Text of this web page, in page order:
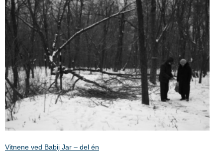
Vitnene ved Babij Jar – del én